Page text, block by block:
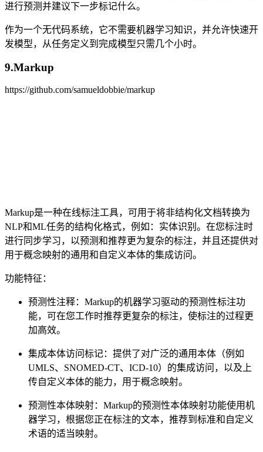
进行预测并建议下一步标记什么。
作为一个无代码系统，它不需要机器学习知识，并允许快速开
发模型，从任务定义到完成模型只需几个小时。
9.Markup
https://github.com/samueldobbie/markup
Markup是一种在线标注工具，可用于将非结构化文档转换为
NLP和ML任务的结构化格式，例如：实体识别。在您标注时
进行同步学习，以预测和推荐更为复杂的标注，并且还提供对
用于概念映射的通用和自定义本体的集成访问。
功能特征：
预测性注释：Markup的机器学习驱动的预测性标注功
能，可在您工作时推荐更复杂的标注，使标注的过程更
加高效。
集成本体访问标记：提供了对广泛的通用本体（例如
UMLS、SNOMED-CT、ICD-10）的集成访问，以及上
传自定义本体的能力，用于概念映射。
预测性本体映射：Markup的预测性本体映射功能使用机
器学习，根据您正在标注的文本，推荐到标准和自定义
术语的适当映射。